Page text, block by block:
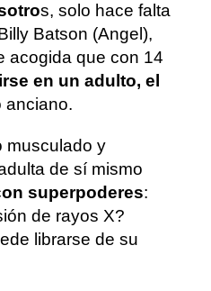
s, solo hace falta
Batson (Angel),
acogida que con 14
en un adulto, el
anciano.
musculado y
de sí mismo
superpoderes:
de rayos X?
librarse de su